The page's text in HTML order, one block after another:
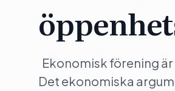
Ekonomisk förening
Det ekonomiska